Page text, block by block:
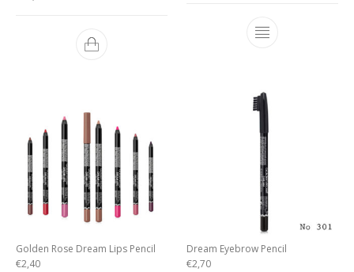
Golden Rose Dream Lips Pencil
€2,40
Dream Eyebrow Pencil
€2,70